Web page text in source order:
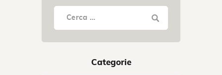
Categorie